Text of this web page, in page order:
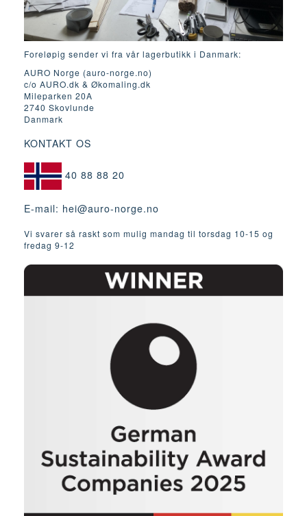
Foreløpig sender vi fra vår lagerbutikk i Danmark:
AURO Norge (auro-norge.no)
c/o AURO.dk & Økomaling.dk
Mileparken 20A
2740 Skovlunde
Danmark
KONTAKT OS
40 88 88 20
E-mail: hei@auro-norge.no
Vi svarer så raskt som mulig mandag til torsdag 10-15 og
fredag ​​9-12